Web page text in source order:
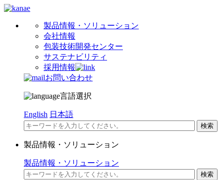
製品情報・ソリューション
会社情報
包装技術開発センター
サステナビリティ
採用情報
お問い合わせ
言語選択
English 日本語
製品情報・ソリューション
製品情報・ソリューション